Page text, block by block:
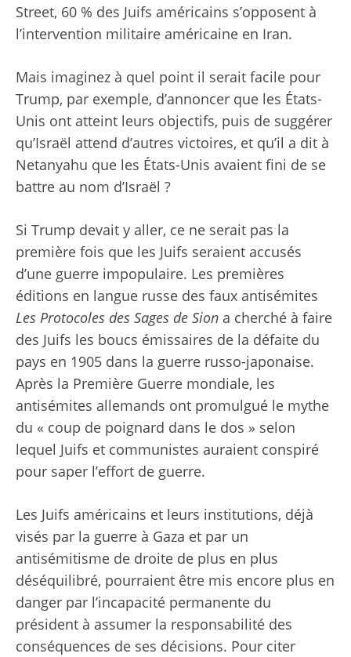
Street, 60 % des Juifs américains s’opposent à
l’intervention militaire américaine en Iran.
Mais imaginez à quel point il serait facile pour
Trump, par exemple, d’annoncer que les États-
Unis ont atteint leurs objectifs, puis de suggérer
qu’Israël attend d’autres victoires, et qu’il a dit à
Netanyahu que les États-Unis avaient fini de se
battre au nom d’Israël ?
Si Trump devait y aller, ce ne serait pas la
première fois que les Juifs seraient accusés
d’une guerre impopulaire. Les premières
éditions en langue russe des faux antisémites
Les Protocoles des Sages de Sion a cherché à faire
des Juifs les boucs émissaires de la défaite du
pays en 1905 dans la guerre russo-japonaise.
Après la Première Guerre mondiale, les
antisémites allemands ont promulgué le mythe
du « coup de poignard dans le dos » selon
lequel Juifs et communistes auraient conspiré
pour saper l’effort de guerre.
Les Juifs américains et leurs institutions, déjà
visés par la guerre à Gaza et par un
antisémitisme de droite de plus en plus
déséquilibré, pourraient être mis encore plus en
danger par l’incapacité permanente du
président à assumer la responsabilité des
conséquences de ses décisions. Pour citer